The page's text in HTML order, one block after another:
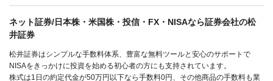
ネット証券/日本株・米国株・投信・FX・NISAなら証券会社の松
井証券
松井証券はシンプルな手数料体系、豊富な無料ツールと安心のサポートで
NISAをきっかけに投資を始める初心者の方にも支持されています。
株式は1日の約定代金が50万円以下なら手数料0円、その他商品の手数料も業